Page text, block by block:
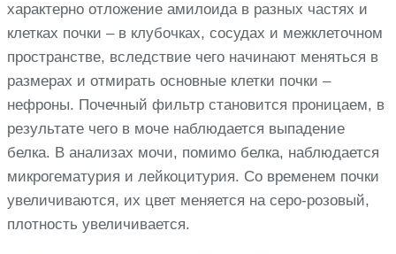
характерно отложение амилоида в разных частях и
клетках почки – в клубочках, сосудах и межклеточном
пространстве, вследствие чего начинают меняться в
размерах и отмирать основные клетки почки –
нефроны. Почечный фильтр становится проницаем, в
результате чего в моче наблюдается выпадение
белка. В анализах мочи, помимо белка, наблюдается
микрогематурия и лейкоцитурия. Со временем почки
увеличиваются, их цвет меняется на серо-розовый,
плотность увеличивается.